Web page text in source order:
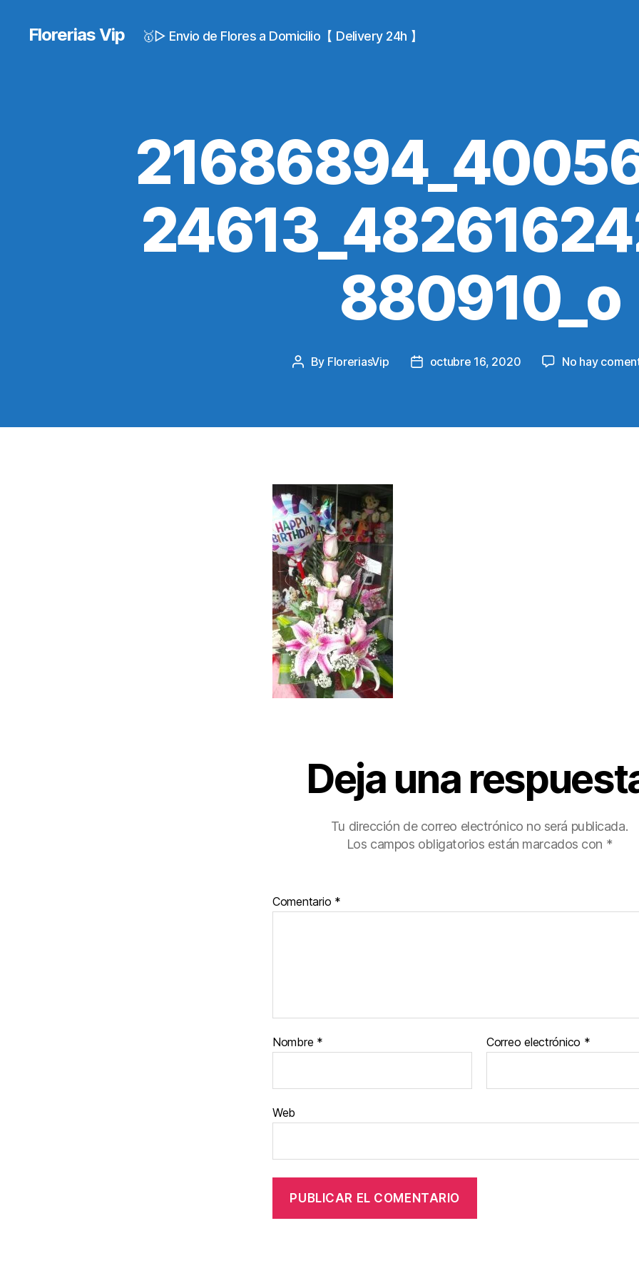
Florerias Vip 🥇▷ Envio de Flores a Domicilio【 Delivery 24h 】
880910_o
Post
By FloreriasVip
Postoctubre 16, 2020 No hay
Deja una
Tu dirección de correo electrónico no será publicada.
Los campos obligatorios están marcados con *
Comentario *
Nombre * Correo electrónico *
Web